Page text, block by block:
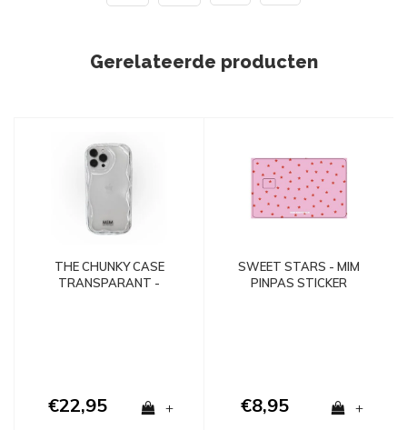
Gerelateerde producten
THE CHUNKY CASE
TRANSPARANT -
€22,95 +
SWEET STARS - MIM
PINPAS STICKER
€8,95 +